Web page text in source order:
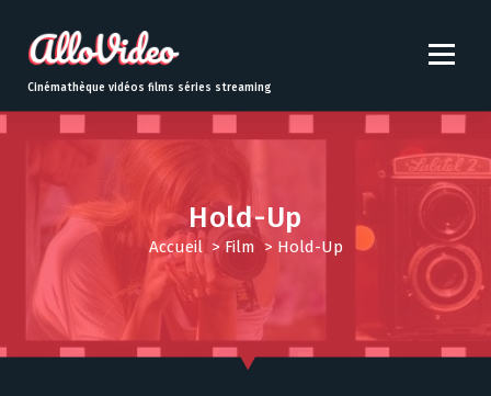
t
o
Cinémathèque vidéos films séries streaming
Hold-Up
Accueil>Film > Hold-Up